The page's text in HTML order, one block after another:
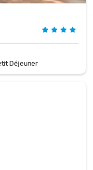
Déjeuner